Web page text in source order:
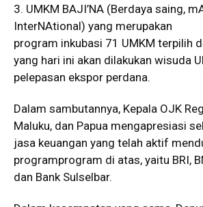
3. UMKM BAJI’NA (Berdaya saing,
InterNAtional) yang merupakan
program inkubasi 71 UMKM terpilih
yang hari ini akan dilakukan wisuda
pelepasan ekspor perdana.
Dalam sambutannya, Kepala OJK
Maluku, dan Papua mengapresiasi
jasa keuangan yang telah aktif
programprogram di atas, yaitu BRI,
dan Bank Sulselbar.